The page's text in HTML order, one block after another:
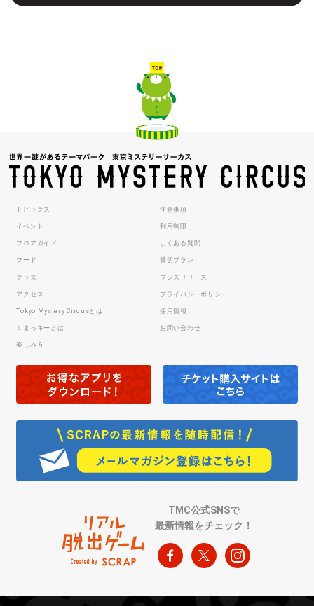
トピックス
イベント
フロアガイド
フード
グッズ
アクセス
Tokyo Mystery Circusとは
くまっキーとは
楽しみ方
注意事項
利用制限
よくある質問
貸切プラン
プレスリリース
プライバシーポリシー
採用情報
お問い合わせ
TMC公式SNSで
最新情報をチェック！